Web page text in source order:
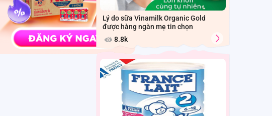
Lý do sữa Vinamilk Organic Gold
được hàng ngàn mẹ tin chọn
8.8k